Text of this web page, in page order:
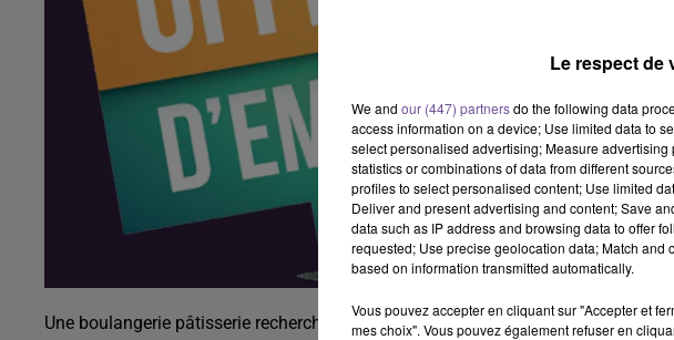
Une boulangerie pâtisserie recherche un vendeur (H/F). Vous devrez mettre en
Le respect de
We and our (447) partnersdo the following data
access information on a device; Use limited data to
select personalised advertising; Measure
statistics or combinations of data from different
profiles to select personalised content; Use limited
Deliver and present advertising and content; Save
data such as IP address and browsing data to offer
requested; Use precise geolocation data; Match
based on information transmitted automatically.
Vous pouvez accepter en cliquant sur "Accepter et
mes choix". Vous pouvez également refuser en